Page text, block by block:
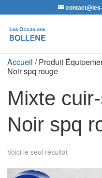
de
produits
Accueil / Produit
Noir spq rouge
Mixte
Noir spq
Voici le seul résultat